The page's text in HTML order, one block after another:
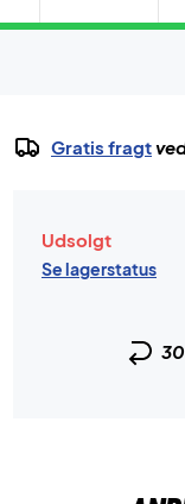
Gratis fragt
Udsolgt
Se lagerstatus